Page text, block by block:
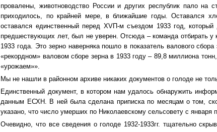
провалены, животноводство России и других республик пало на
приходилось, по крайней мере, в ближайшие годы. Оставался
оставался единственный перед ХVП-м съездом 1933 год,
предшествующих лет, был не уверен. Отсюда – команда отбирать у
1933 года. Это зерно наверняка пошло в показатель валового
«рекордном» валовом сборе зерна в 1933 году – 89,8 миллиона
«урожаем»».
Мы не нашли в районном архиве никаких документов о голоде не
Единственный документ, в котором нам удалось обнаружить
данным ЕСХН. В ней была сделана приписка по месяцам о том,
указано, что число умерших по Николаевскому сельсовету с
Очевидно, что все сведения о голоде 1932-1933гг. тщательно